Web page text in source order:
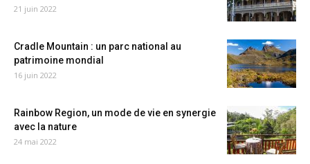
21 juin 2022
Cradle Mountain : un parc national au
patrimoine mondial
16 juin 2022
Rainbow Region, un mode de vie en synergie
avec la nature
24 mai 2022